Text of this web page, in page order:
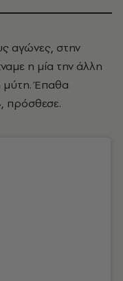
αγώνες, στην
η μία την άλλη
μύτη. Έπαθα
πρόσθεσε.